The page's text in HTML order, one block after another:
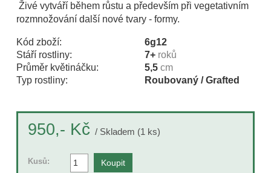
Živé vytváří během růstu a především při vegetativním
rozmnožování další nové tvary - formy.
Kód zboží:
6g12
Stáří rostliny:
7+ roků
Průměr květináčku:
5,5 cm
Typ rostliny:
Roubovaný / Grafted
950,- Kč / Skladem (1 ks)
Kusů: